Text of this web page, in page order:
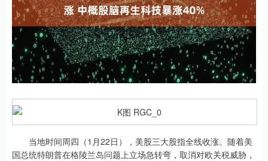
当地时间周四（1月22日），美股三大股指全线收涨。随着美
国总统特朗普在格陵兰岛问题上立场急转弯，取消对欧关税威胁，